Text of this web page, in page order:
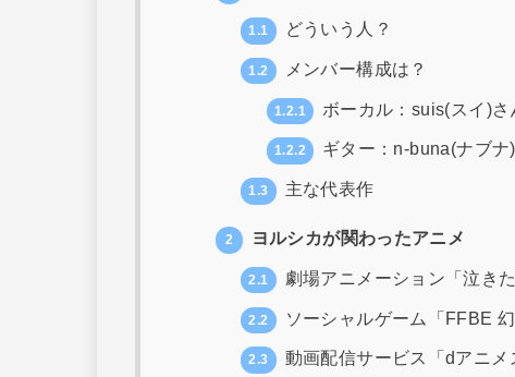
1.1 どういう人？
1.2 メンバー構成は？
1.2.1 ボーカル：suis(スイ)さ
1.2.2 ギター：n-buna(ナブナ
1.3 主な代表作
2 ヨルシカが関わったアニメ
2.1 劇場アニメーション「泣き
2.2 ソーシャルゲーム「FFBE 幻
2.3 動画配信サービス「dアニメ